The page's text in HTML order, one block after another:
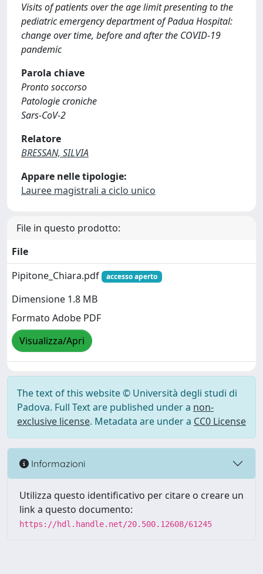
Visits of patients over the age limit presenting to the
pediatric emergency department of Padua Hospital:
change over time, before and after the COVID-19
pandemic
Parola chiave
Pronto soccorso
Patologie croniche
Sars-CoV-2
Relatore
BRESSAN, SILVIA
Appare nelle tipologie:
Lauree magistrali a ciclo unico
File in questo prodotto:
File
Pipitone_Chiara.pdf
accesso aperto
Dimensione 1.8 MB
Formato Adobe PDF
Visualizza/Apri
The text of this website © Università degli studi di
Padova. Full Text are published under a non-
exclusive license. Metadata are under a CC0 License
Informazioni
Utilizza questo identificativo per citare o creare un
link a questo documento:
https://hdl.handle.net/20.500.12608/61245